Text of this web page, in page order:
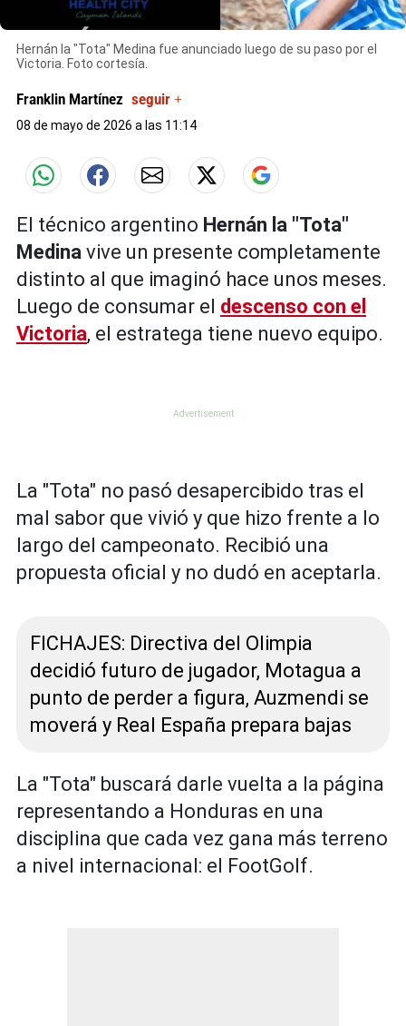
Hernán la "Tota" Medina fue anunciado luego de su paso por el
Victoria. Foto cortesía.
Franklin Martínez seguir +
08 de mayo de 2026 a las 11:14
El técnico argentino Hernán la "Tota"
Medina vive un presente completamente
distinto al que imaginó hace unos meses.
Luego de consumar el descenso con el
Victoria, el estratega tiene nuevo equipo.
La "Tota" no pasó desapercibido tras el
mal sabor que vivió y que hizo frente a lo
largo del campeonato. Recibió una
propuesta oficial y no dudó en aceptarla.
FICHAJES: Directiva del Olimpia
decidió futuro de jugador, Motagua a
punto de perder a figura, Auzmendi se
moverá y Real España prepara bajas
La "Tota" buscará darle vuelta a la página
representando a Honduras en una
disciplina que cada vez gana más terreno
a nivel internacional: el FootGolf.